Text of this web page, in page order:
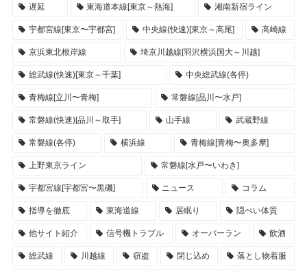
遅延 東海道本線[東京～熱海] 湘南新宿ライン
宇都宮線[東京〜宇都宮] 中央線(快速)[東京～高尾] 高崎線
京浜東北根岸線 埼京川越線[羽沢横浜国大～川越]
総武線(快速)[東京～千葉] 中央総武線(各停)
青梅線[立川〜青梅] 常磐線[品川〜水戸]
常磐線(快速)[品川～取手] 山手線 武蔵野線
常磐線(各停) 横浜線 青梅線[青梅〜奥多摩]
上野東京ライン 常磐線[水戸〜いわき]
宇都宮線[宇都宮〜黒磯] ニュース コラム
指導を徹底 東海道線 居眠り 隠ぺい体質
他サイト紹介 信号機トラブル オーバーラン 飲酒
総武線 川越線 窃盗 閉じ込め 落とし物着服